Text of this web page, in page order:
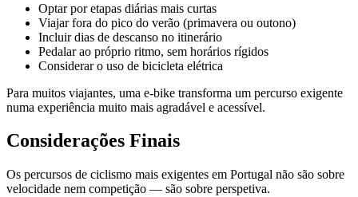
Optar por etapas diárias mais curtas
Viajar fora do pico do verão (primavera ou outono)
Incluir dias de descanso no itinerário
Pedalar ao próprio ritmo, sem horários rígidos
Considerar o uso de bicicleta elétrica
Para muitos viajantes, uma e-bike transforma um percurso exigente
numa experiência muito mais agradável e acessível.
Considerações Finais
Os percursos de ciclismo mais exigentes em Portugal não são sobre
velocidade nem competição — são sobre perspetiva.